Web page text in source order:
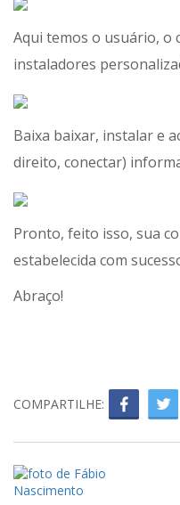
Aqui temos o usuário, o
instaladores
Baixa baixar, instalar e
direito, conectar)
Pronto, feito isso, sua
estabelecida com
Abraço!
COMPARTILHE: